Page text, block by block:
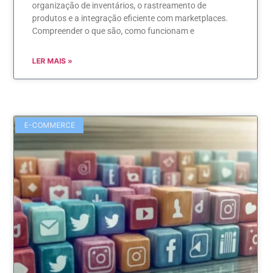
organização de inventários, o rastreamento de
produtos e a integração eficiente com marketplaces.
Compreender o que são, como funcionam e
LER MAIS »
E-COMMERCE